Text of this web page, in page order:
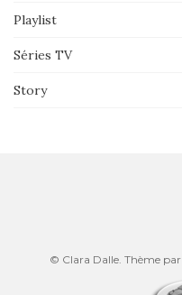
Playlist
Séries TV
Story
© Clara Dalle. Thème par